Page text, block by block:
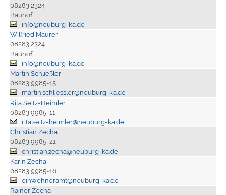
08283 2324
Bauhof
info@neuburg-ka.de
Wilfried Maurer
08283 2324
Bauhof
info@neuburg-ka.de
Martin Schließler
08283 9985-15
martin.schliessler@neuburg-ka.de
Rita Seitz-Heimler
08283 9985-11
rita.seitz-heimler@neuburg-ka.de
Christian Zecha
08283 9985-21
christian.zecha@neuburg-ka.de
Karin Zecha
08283 9985-16
einwohneramt@neuburg-ka.de
Rainer Zecha